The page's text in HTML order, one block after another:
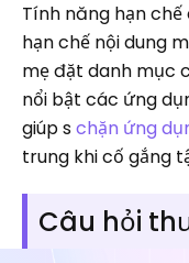
Tính năng hạn
hạn chế nội dung
mẹ đặt danh mục
nổi bật các ứng
giúp schặn ứng
trung khi cố gắng
Câu hỏi